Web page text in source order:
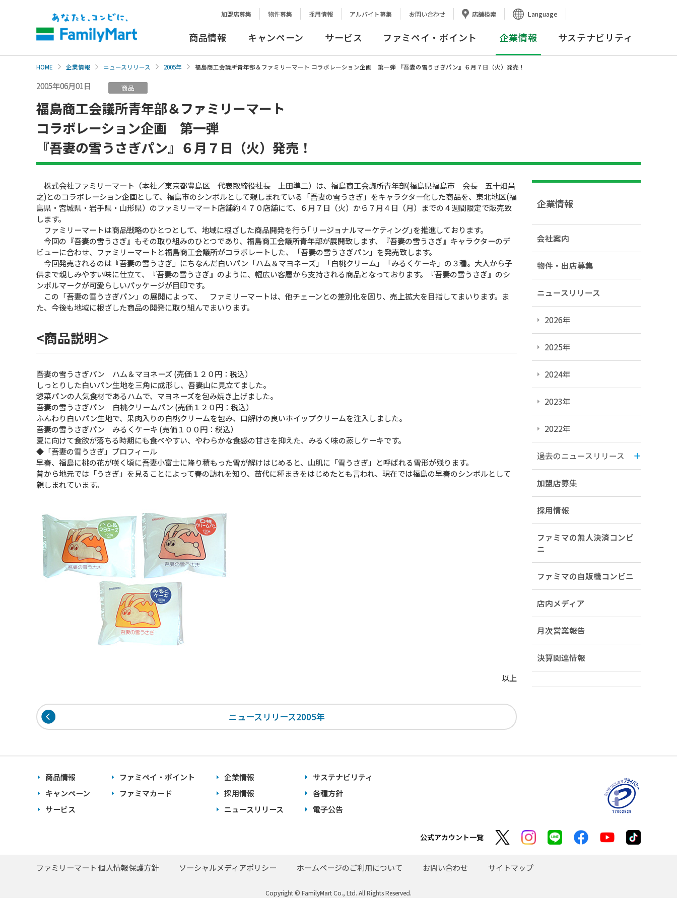
加盟店募集 物件募集 採用情報 アルバイト募集 お問い合わせ 店舗検索 Language
商品情報 キャンペーン サービス ファミペイ・ポイント 企業情報 サステナビリティ
HOME 企業情報 ニュースリリース 2005年 福島商工会議所青年部＆ファミリーマート コラボレーション企画 第一弾 『吾妻の雪うさぎパン』６月７日（火）発売！
2005年06月01日 商品
福島商工会議所青年部＆ファミリーマート
コラボレーション企画 第一弾
『吾妻の雪うさぎパン』６月７日（火）発売！
株式会社ファミリーマート（本社／東京都豊島区 代表取締役社長 上田準二）は、福島商工会議所青年部(福島県福島市 会長 五十畑昌
之)とのコラボレーション企画として、福島市のシンボルとして親しまれている「吾妻の雪うさぎ」をキャラクター化した商品を、東北地区(福
島県・宮城県・岩手県・山形県）のファミリーマート店舗約４７０店舗にて、６月７日（火）から７月４日（月）までの４週間限定で販売致
します。
ファミリーマートは商品戦略のひとつとして、地域に根ざした商品開発を行う｢リージョナルマーケティング｣を推進しております。
今回の『吾妻の雪うさぎ』もその取り組みのひとつであり、福島商工会議所青年部が展開致します、『吾妻の雪うさぎ』キャラクターのデ
ビューに合わせ、ファミリーマートと福島商工会議所がコラボレートした、「吾妻の雪うさぎパン」を発売致します。
今回発売されるのは『吾妻の雪うさぎ』にちなんだ白いパン「ハム＆マヨネーズ」「白桃クリーム」「みるくケーキ」の３種。大人から子
供まで親しみやすい味に仕立て、『吾妻の雪うさぎ』のように、幅広い客層から支持される商品となっております。『吾妻の雪うさぎ』のシ
ンボルマークが可愛らしいパッケージが目印です。
この「吾妻の雪うさぎパン」の展開によって、 ファミリーマートは、他チェーンとの差別化を図り、売上拡大を目指してまいります。ま
た、今後も地域に根ざした商品の開発に取り組んでまいります。
<商品説明＞
吾妻の雪うさぎパン ハム＆マヨネーズ (売価１２０円：税込）
しっとりした白いパン生地を三角に成形し、吾妻山に見立てました。
惣菜パンの人気食材であるハムで、マヨネーズを包み焼き上げました。
吾妻の雪うさぎパン 白桃クリームパン (売価１２０円：税込）
ふんわり白いパン生地で、果肉入りの白桃クリームを包み、口解けの良いホイップクリームを注入しました。
吾妻の雪うさぎパン みるくケーキ (売価１００円：税込）
夏に向けて食欲が落ちる時期にも食べやすい、やわらかな食感の甘さを抑えた、みるく味の蒸しケーキです。
◆「吾妻の雪うさぎ」プロフィール
早春、福島に桃の花が咲く頃に吾妻小富士に降り積もった雪が解けはじめると、山肌に「雪うさぎ」と呼ばれる雪形が残ります。
昔から地元では「うさぎ」を見ることによって春の訪れを知り、苗代に種まきをはじめたとも言われ、現在では福島の早春のシンボルとして
親しまれています。
以上
ニュースリリース2005年
企業情報
会社案内
物件・出店募集
ニュースリリース
2026年
2025年
2024年
2023年
2022年
過去のニュースリリース
加盟店募集
採用情報
ファミマの無人決済コンビ
ニ
ファミマの自販機コンビニ
店内メディア
月次営業報告
決算関連情報
商品情報
キャンペーン
サービス
ファミペイ・ポイント
ファミマカード
企業情報
採用情報
ニュースリリース
サステナビリティ
各種方針
電子公告
公式アカウント一覧
ファミリーマート 個人情報保護方針 ソーシャルメディアポリシー ホームページのご利用について お問い合わせ サイトマップ
Copyright © FamilyMart Co., Ltd. All Rights Reserved.